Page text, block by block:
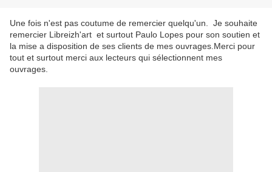
Une fois n'est pas coutume de remercier quelqu'un. Je souhaite
remercier Libreizh'art et surtout Paulo Lopes pour son soutien et
la mise a disposition de ses clients de mes ouvrages.Merci pour
tout et surtout merci aux lecteurs qui sélectionnent mes
ouvrages.